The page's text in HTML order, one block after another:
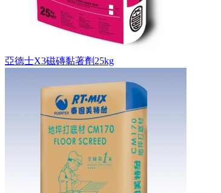
亞德士X3磁磚黏著劑25kg